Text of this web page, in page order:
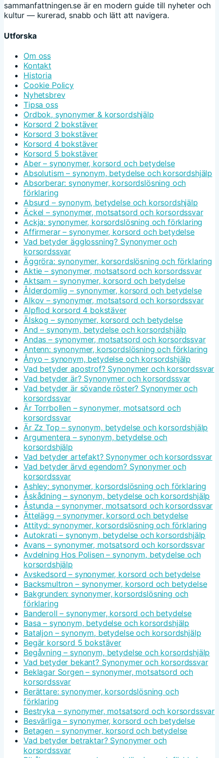
sammanfattningen.se är en modern guide till nyheter och
kultur — kurerad, snabb och lätt att navigera.
Utforska
Om oss
Kontakt
Historia
Cookie Policy
Nyhetsbrev
Tipsa oss
Ordbok, synonymer & korsordshjälp
Korsord 2 bokstäver
Korsord 3 bokstäver
Korsord 4 bokstäver
Korsord 5 bokstäver
Aber – synonymer, korsord och betydelse
Absolutism – synonym, betydelse och korsordshjälp
Absorberar: synonymer, korsordslösning och
förklaring
Absurd – synonym, betydelse och korsordshjälp
Äckel – synonymer, motsatsord och korsordssvar
Ackja: synonymer, korsordslösning och förklaring
Affirmerar – synonymer, korsord och betydelse
Vad betyder ägglossning? Synonymer och
korsordssvar
Äggröra: synonymer, korsordslösning och förklaring
Aktie – synonymer, motsatsord och korsordssvar
Aktsam – synonymer, korsord och betydelse
Ålderdomlig – synonymer, korsord och betydelse
Alkov – synonymer, motsatsord och korsordssvar
Alpflod korsord 4 bokstäver
Älskog – synonymer, korsord och betydelse
And – synonym, betydelse och korsordshjälp
Andas – synonymer, motsatsord och korsordssvar
Antenn: synonymer, korsordslösning och förklaring
Ånyo – synonym, betydelse och korsordshjälp
Vad betyder apostrof? Synonymer och korsordssvar
Vad betyder är? Synonymer och korsordssvar
Vad betyder är sövande röster? Synonymer och
korsordssvar
Är Torrbollen – synonymer, motsatsord och
korsordssvar
Är Zz Top – synonym, betydelse och korsordshjälp
Argumentera – synonym, betydelse och
korsordshjälp
Vad betyder artefakt? Synonymer och korsordssvar
Vad betyder ärvd egendom? Synonymer och
korsordssvar
Ashley: synonymer, korsordslösning och förklaring
Åskådning – synonym, betydelse och korsordshjälp
Åstunda – synonymer, motsatsord och korsordssvar
Ättelägg – synonymer, korsord och betydelse
Attityd: synonymer, korsordslösning och förklaring
Autokrati – synonym, betydelse och korsordshjälp
Avans – synonymer, motsatsord och korsordssvar
Avdelning Hos Polisen – synonym, betydelse och
korsordshjälp
Avskedsord – synonymer, korsord och betydelse
Backsmultron – synonymer, korsord och betydelse
Bakgrunden: synonymer, korsordslösning och
förklaring
Banderoll – synonymer, korsord och betydelse
Basa – synonym, betydelse och korsordshjälp
Bataljon – synonym, betydelse och korsordshjälp
Begär korsord 5 bokstäver
Begåvning – synonym, betydelse och korsordshjälp
Vad betyder bekant? Synonymer och korsordssvar
Beklagar Sorgen – synonymer, motsatsord och
korsordssvar
Berättare: synonymer, korsordslösning och
förklaring
Bestryka – synonymer, motsatsord och korsordssvar
Besvärliga – synonymer, korsord och betydelse
Betagen – synonymer, korsord och betydelse
Vad betyder betraktar? Synonymer och
korsordssvar